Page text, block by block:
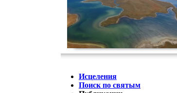
Исцеления
Поиск по святым